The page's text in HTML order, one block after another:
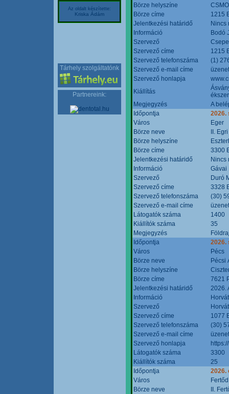
Az oldalt készítette:
Kriska Ádám
Tárhely szolgáltatónk
Partnereink:
Börze helyszíne
Börze címe
1215
Jelentkezési határidő
Nincs
Információ
Bodó
Szervező
Szervező címe
1215
Szervező telefonszáma
(1)
Szervező e-mail címe
Szervező honlapja
Kiállítás
Megjegyzés
A
Időpontja
2026.
Város
Eger
Börze neve
II.
Börze helyszíne
Börze címe
3300
Jelentkezési határidő
Nincs
Információ
Gávai
Szervező
Duró
Szervező címe
3328
Szervező telefonszáma
(30)
Szervező e-mail címe
Látogatók száma
1400
Kiállítók száma
35
Megjegyzés
Időpontja
2026.
Város
Pécs
Börze neve
Pécsi
Börze helyszíne
Börze címe
7621
Jelentkezési határidő
2026.
Információ
Szervező
Szervező címe
1077
Szervező telefonszáma
(30)
Szervező e-mail címe
Szervező honlapja
Látogatók száma
3300
Kiállítók száma
25
Időpontja
2026.
Város
Fertőd
Börze neve
II.